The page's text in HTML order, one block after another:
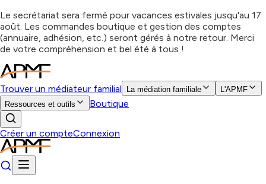
Le secrétariat sera fermé pour vacances estivales jusqu'au 17
août. Les commandes boutique et gestion des comptes
(annuaire, adhésion, etc.) seront gérés à notre retour. Merci
de votre compréhension et bel été à tous !
Trouver un médiateur familial La médiation familiale
L'APMF
Ressources et outils
Boutique
Créer un compteConnexion